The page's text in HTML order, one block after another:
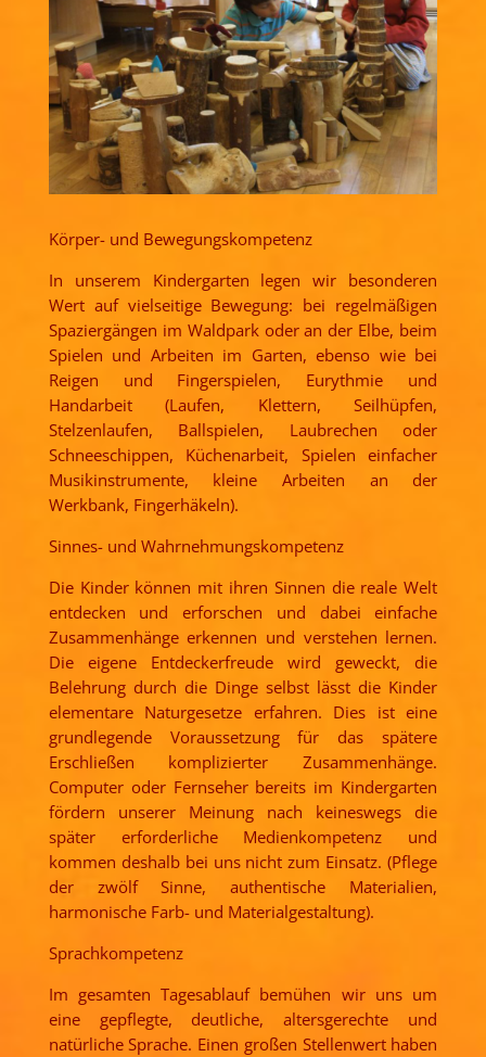
Körper- und Bewegungskompetenz
In unserem Kindergarten legen wir besonderen
Wert auf vielseitige Bewegung: bei regelmäßigen
Spaziergängen im Waldpark oder an der Elbe, beim
Spielen und Arbeiten im Garten, ebenso wie bei
Reigen und Fingerspielen, Eurythmie und
Handarbeit (Laufen, Klettern, Seilhüpfen,
Stelzenlaufen, Ballspielen, Laubrechen oder
Schneeschippen, Küchenarbeit, Spielen einfacher
Musikinstrumente, kleine Arbeiten an der
Werkbank, Fingerhäkeln).
Sinnes- und Wahrnehmungskompetenz
Die Kinder können mit ihren Sinnen die reale Welt
entdecken und erforschen und dabei einfache
Zusammenhänge erkennen und verstehen lernen.
Die eigene Entdeckerfreude wird geweckt, die
Belehrung durch die Dinge selbst lässt die Kinder
elementare Naturgesetze erfahren. Dies ist eine
grundlegende Voraussetzung für das spätere
Erschließen komplizierter Zusammenhänge.
Computer oder Fernseher bereits im Kindergarten
fördern unserer Meinung nach keineswegs die
später erforderliche Medienkompetenz und
kommen deshalb bei uns nicht zum Einsatz. (Pflege
der zwölf Sinne, authentische Materialien,
harmonische Farb- und Materialgestaltung).
Sprachkompetenz
Im gesamten Tagesablauf bemühen wir uns um
eine gepflegte, deutliche, altersgerechte und
natürliche Sprache. Einen großen Stellenwert haben